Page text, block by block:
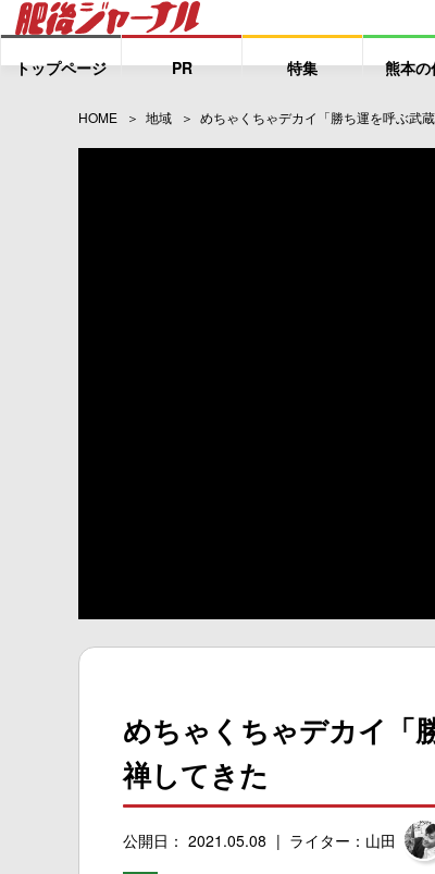
トップページ PR 特集 熊本の
HOME 地域 めちゃくちゃデカイ「勝ち運を呼ぶ武
めちゃくちゃデカイ「
禅してきた
公開日： 2021.05.08 ライター：山田